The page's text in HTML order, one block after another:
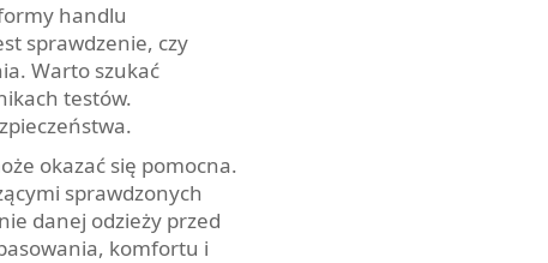
handlu
sprawdzenie, czy
Warto szukać
testów.
okazać się pomocna.
sprawdzonych
danej odzieży przed
komfortu i